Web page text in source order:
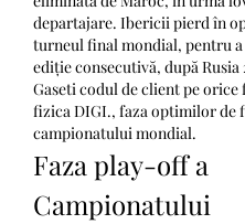
departajare. Ibericii pierd în
turneul final mondial, pentru a
ediție consecutivă, după Rusia
Gaseti codul de client pe orice
fizica DIGI., faza optimilor de
campionatului mondial.
Faza play-off a
Campionatului